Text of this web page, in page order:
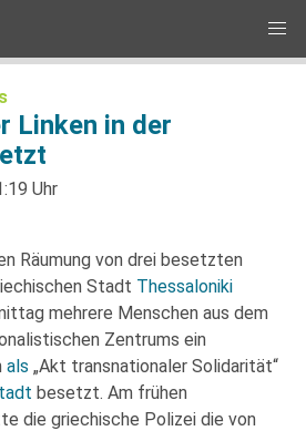
Linken in der
Uhr
Räumung von drei besetzten
Stadt Thessaloniki
mehrere Menschen aus dem
Zentrums ein
als „Akt transnationaler Solidarität“
besetzt. Am frühen
die griechische Polizei die von